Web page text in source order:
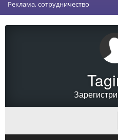
Реклама, сотрудничество